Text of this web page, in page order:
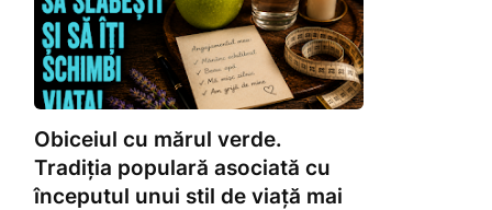
Obiceiul cu mărul verde.
Tradiția populară asociată cu
începutul unui stil de viață mai